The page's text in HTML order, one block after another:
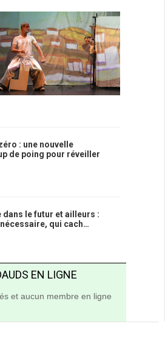
: une nouvelle
de poing pour réveiller
dans le futur et ailleurs :
qui cach…
EN LIGNE
et aucun membre en ligne